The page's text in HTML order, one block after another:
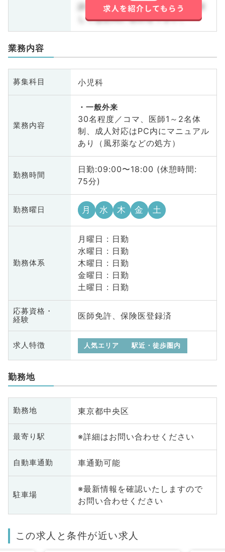
詳しくはお問い合わせ下さい。詳
しくはお問い合わせ下さい。
業務内容
募集科目 小児科
業務内容
一般外来
30名程度／コマ、医師1～2名体
制、成人対応はPC内にマニュアル
あり（風邪薬などの処方）
勤務時間
日勤:09:00〜18:00 (休憩時間:
75分)
勤務曜日 月 水 木 金 土
勤務体系
月曜日 : 日勤
水曜日 : 日勤
木曜日 : 日勤
金曜日 : 日勤
土曜日 : 日勤
応募資格・
経験
医師免許、保険医登録済
求人特徴 人気エリア 駅近・徒歩圏内
勤務地
勤務地 東京都中央区
最寄り駅 ※詳細はお問い合わせください
自動車通勤 車通勤可能
駐車場
※最新情報を確認いたしますので
お問い合わせください
この求人と条件が近い求人